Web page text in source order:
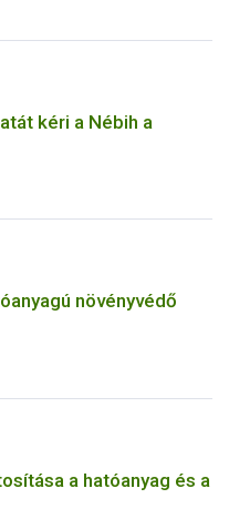
kéri a Nébih a
növényvédő
a hatóanyag és a